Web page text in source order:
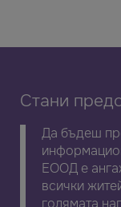
Стани
Да бъдеш
ЕООД е
всички